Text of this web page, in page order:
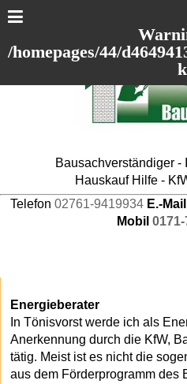
/homepages/44/
Bausachverständiger -
Hauskauf Hilfe -
Telefon 02761-9419934 E.-Mail
Mobil
Energieberater
In Tönisvorst werde ich als
Anerkennung durch die KfW,
tätig. Meist ist es nicht die
aus dem Förderprogramm des